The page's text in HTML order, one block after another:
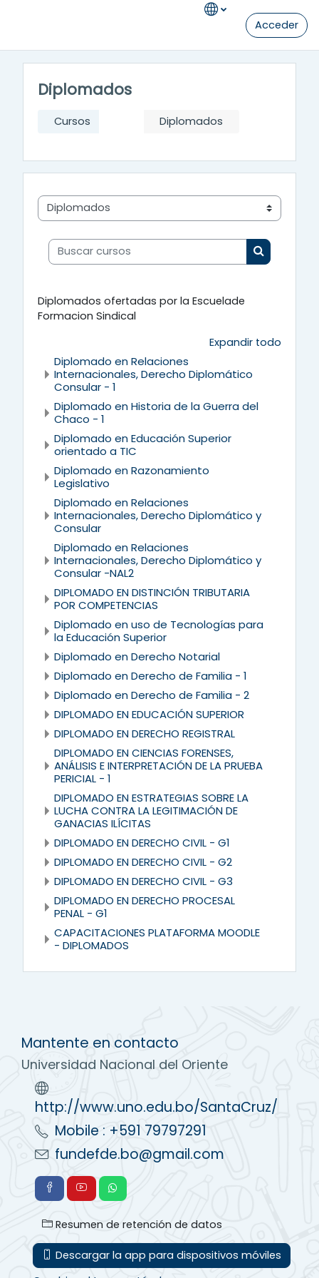
Acceder
Diplomados
Cursos Diplomados
Categorías
Buscar cursos
Buscar
Diplomados ofertadas por la Escuelade
Formacion Sindical
Expandir todo
Diplomado en Relaciones
Internacionales, Derecho Diplomático
Consular - 1
Diplomado en Historia de la Guerra del
Chaco - 1
Diplomado en Educación Superior
orientado a TIC
Diplomado en Razonamiento
Legislativo
Diplomado en Relaciones
Internacionales, Derecho Diplomático y
Consular
Diplomado en Relaciones
Internacionales, Derecho Diplomático y
Consular -NAL2
DIPLOMADO EN DISTINCIÓN TRIBUTARIA
POR COMPETENCIAS
Diplomado en uso de Tecnologías para
la Educación Superior
Diplomado en Derecho Notarial
Diplomado en Derecho de Familia - 1
Diplomado en Derecho de Familia - 2
DIPLOMADO EN EDUCACIÓN SUPERIOR
DIPLOMADO EN DERECHO REGISTRAL
DIPLOMADO EN CIENCIAS FORENSES,
ANÁLISIS E INTERPRETACIÓN DE LA PRUEBA
PERICIAL - 1
DIPLOMADO EN ESTRATEGIAS SOBRE LA
LUCHA CONTRA LA LEGITIMACIÓN DE
GANACIAS ILÍCITAS
DIPLOMADO EN DERECHO CIVIL - G1
DIPLOMADO EN DERECHO CIVIL - G2
DIPLOMADO EN DERECHO CIVIL - G3
DIPLOMADO EN DERECHO PROCESAL
PENAL - G1
CAPACITACIONES PLATAFORMA MOODLE
- DIPLOMADOS
Mantente en contacto
Universidad Nacional del Oriente
http://www.uno.edu.bo/SantaCruz/
Mobile : +591 79797291
fundefde.bo@gmail.com
Resumen de retención de datos
Descargar la app para dispositivos móviles